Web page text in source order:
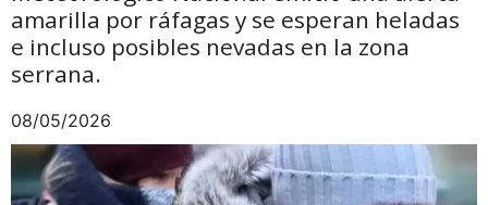
amarilla por ráfagas y se esperan heladas
e incluso posibles nevadas en la zona
serrana.
08/05/2026